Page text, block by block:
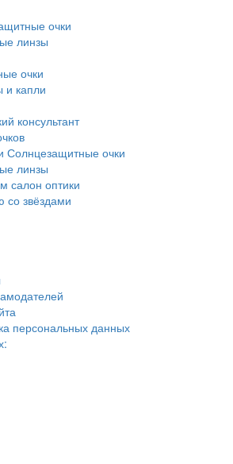
очки
линзы
очки
и капли
консультант
Солнцезащитные очки
линзы
салон оптики
со звёздами
персональных данных